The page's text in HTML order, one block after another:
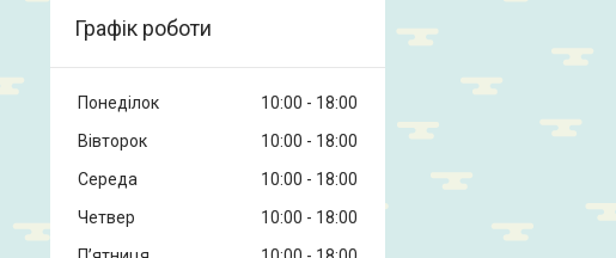
Графік роботи
Понеділок 10:00
18:00
Вівторок
10:00
18:00
Середа
10:00
18:00
Четвер
10:00
18:00